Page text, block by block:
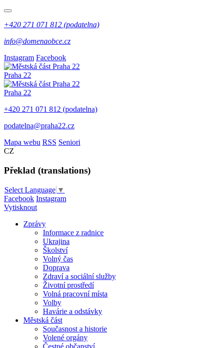
+420 271 071 812 (podatelna)
info@domenaobce.cz
Instagram Facebook
Praha 22
Praha 22
+420 271 071 812 (podatelna)
podatelna@praha22.cz
Mapa webu RSS Seniori
CZ
Překlad (translations)
Select Language ▼
Facebook Instagram
Vytisknout
Zprávy
Informace z radnice
Ukrajina
Školství
Volný čas
Doprava
Zdraví a sociální služby
Životní prostředí
Volná pracovní místa
Volby
Havárie a odstávky
Městská část
Současnost a historie
Volené orgány
Čestné občanství